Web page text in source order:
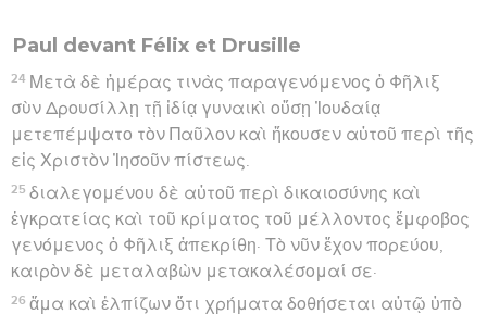
Paul devant Félix et Drusille
24 Μετὰ δὲ ἡμέρας τινὰς παραγενόμενος ὁ Φῆλιξ
σὺν Δρουσίλλῃ τῇ ἰδίᾳ γυναικὶ οὔσῃ Ἰουδαίᾳ
μετεπέμψατο τὸν Παῦλον καὶ ἤκουσεν αὐτοῦ περὶ τῆς
εἰς Χριστὸν Ἰησοῦν πίστεως.
25 διαλεγομένου δὲ αὐτοῦ περὶ δικαιοσύνης καὶ
ἐγκρατείας καὶ τοῦ κρίματος τοῦ μέλλοντος ἔμφοβος
γενόμενος ὁ Φῆλιξ ἀπεκρίθη· Τὸ νῦν ἔχον πορεύου,
καιρὸν δὲ μεταλαβὼν μετακαλέσομαί σε·
26 ἅμα καὶ ἐλπίζων ὅτι χρήματα δοθήσεται αὐτῷ ὑπὸ